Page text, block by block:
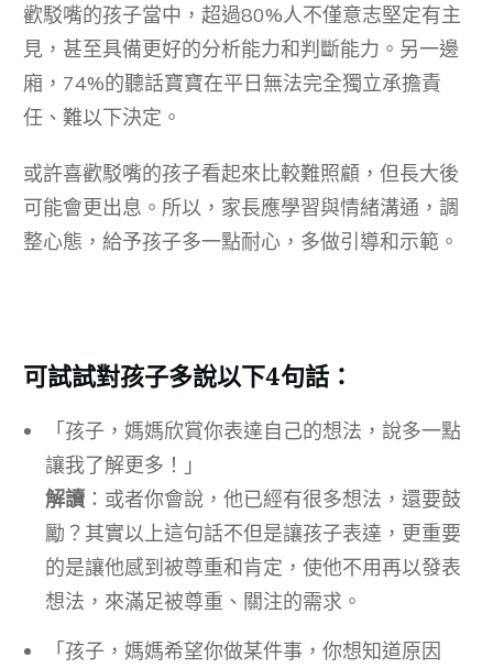
歡駁嘴的孩子當中，超過80%人不僅意志堅定有主
見，甚至具備更好的分析能力和判斷能力。另一邊
廂，74%的聽話寶寶在平日無法完全獨立承擔責
任、難以下決定。
或許喜歡駁嘴的孩子看起來比較難照顧，但長大後
可能會更出息。所以，家長應學習與情緒溝通，調
整心態，給予孩子多一點耐心，多做引導和示範。
可試試對孩子多說以下4句話：
「孩子，媽媽欣賞你表達自己的想法，說多一點
讓我了解更多！」
解讀 ：或者你會說，他已經有很多想法，還要鼓
勵？其實以上這句話不但是讓孩子表達，更重要
的是讓他感到被尊重和肯定，使他不用再以發表
想法，來滿足被尊重、關注的需求。
「孩子，媽媽希望你做某件事，你想知道原因